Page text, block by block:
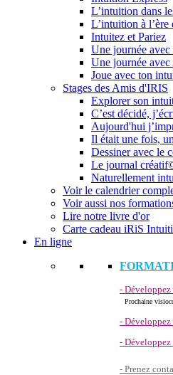
L’intuition dans
L’intuition à
Intuitez et Pariez
Une journée
Une journée
Joue avec ton
Stages des Amis d'IRIS
Explorer son
C’est décidé,
Aujourd'hui
Il était une fois,
Dessiner avec le
Le journal
Naturellement
Voir le calendrier
Voir aussi nos
Lire notre livre d'or
Carte cadeau iRiS
En ligne
-
Prochaine
-
-
- Prenez